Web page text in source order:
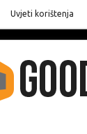
Uvjeti korištenja